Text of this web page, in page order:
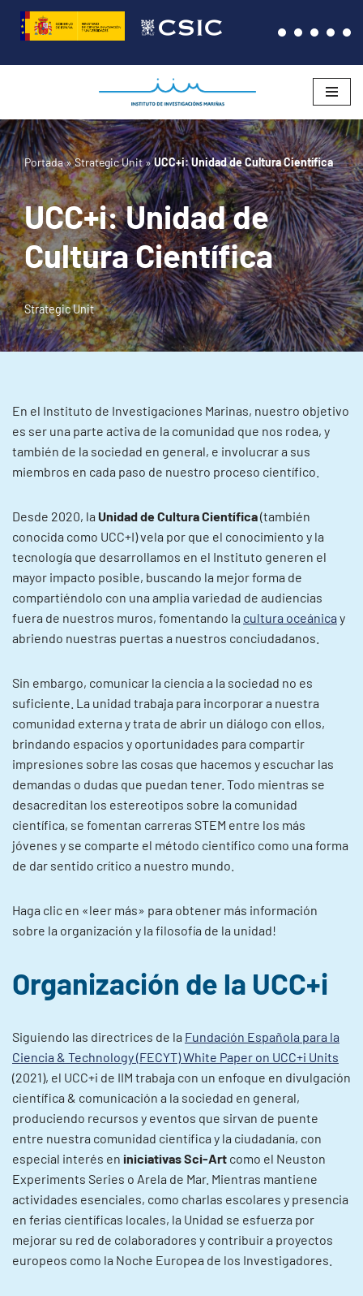
Saltar
al
Portada»Strategic Unit»UCC+i: Unidad de Cultura Científica
UCC+i: Unidad de
Cultura Científica
Strategic Unit
En el Instituto de Investigaciones Marinas, nuestro objetivo
es ser una parte activa de la comunidad que nos rodea, y
también de la sociedad en general, e involucrar a sus
miembros en cada paso de nuestro proceso científico.
Desde 2020, la Unidad de Cultura Científica(también
conocida como UCC+I) vela por que el conocimiento y la
tecnología que desarrollamos en el Instituto generen el
mayor impacto posible, buscando la mejor forma de
compartiéndolo con una amplia variedad de audiencias
fuera de nuestros muros, fomentando la cultura oceánica y
abriendo nuestras puertas a nuestros conciudadanos.
Sin embargo, comunicar la ciencia a la sociedad no es
suficiente. La unidad trabaja para incorporar a nuestra
comunidad externa y trata de abrir un diálogo con ellos,
brindando espacios y oportunidades para compartir
impresiones sobre las cosas que hacemos y escuchar las
demandas o dudas que puedan tener. Todo mientras se
desacreditan los estereotipos sobre la comunidad
científica, se fomentan carreras STEM entre los más
jóvenes y se comparte el método científico como una forma
de dar sentido crítico a nuestro mundo.
Haga clic en «leer más» para obtener más información
sobre la organización y la filosofía de la unidad!
Organización de la UCC+i
Siguiendo las directrices de la Fundación Española para la
Ciencia & Technology (FECYT) White Paper on UCC+i Units
(2021), el UCC+i de IIM trabaja con un enfoque en divulgación
científica & comunicación a la sociedad en general,
produciendo recursos y eventos que sirvan de puente
entre nuestra comunidad científica y la ciudadanía, con
especial interés en iniciativas Sci-Art como el Neuston
Experiments Series o Arela de Mar. Mientras mantiene
actividades esenciales, como charlas escolares y presencia
en ferias científicas locales, la Unidad se esfuerza por
mejorar su red de colaboradores y contribuir a proyectos
europeos como la Noche Europea de los Investigadores.